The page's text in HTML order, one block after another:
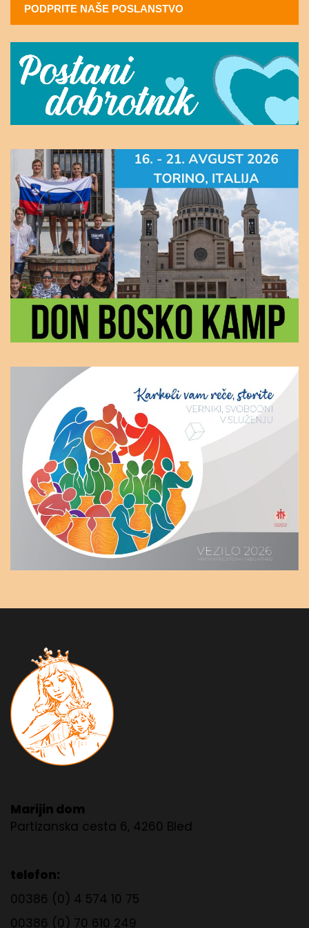
PODPRITE NAŠE POSLANSTVO
Marijin dom
Partizanska cesta 6, 4260 Bled
telefon:
00386 (0) 4 574 10 75
00386 (0) 70 610 249